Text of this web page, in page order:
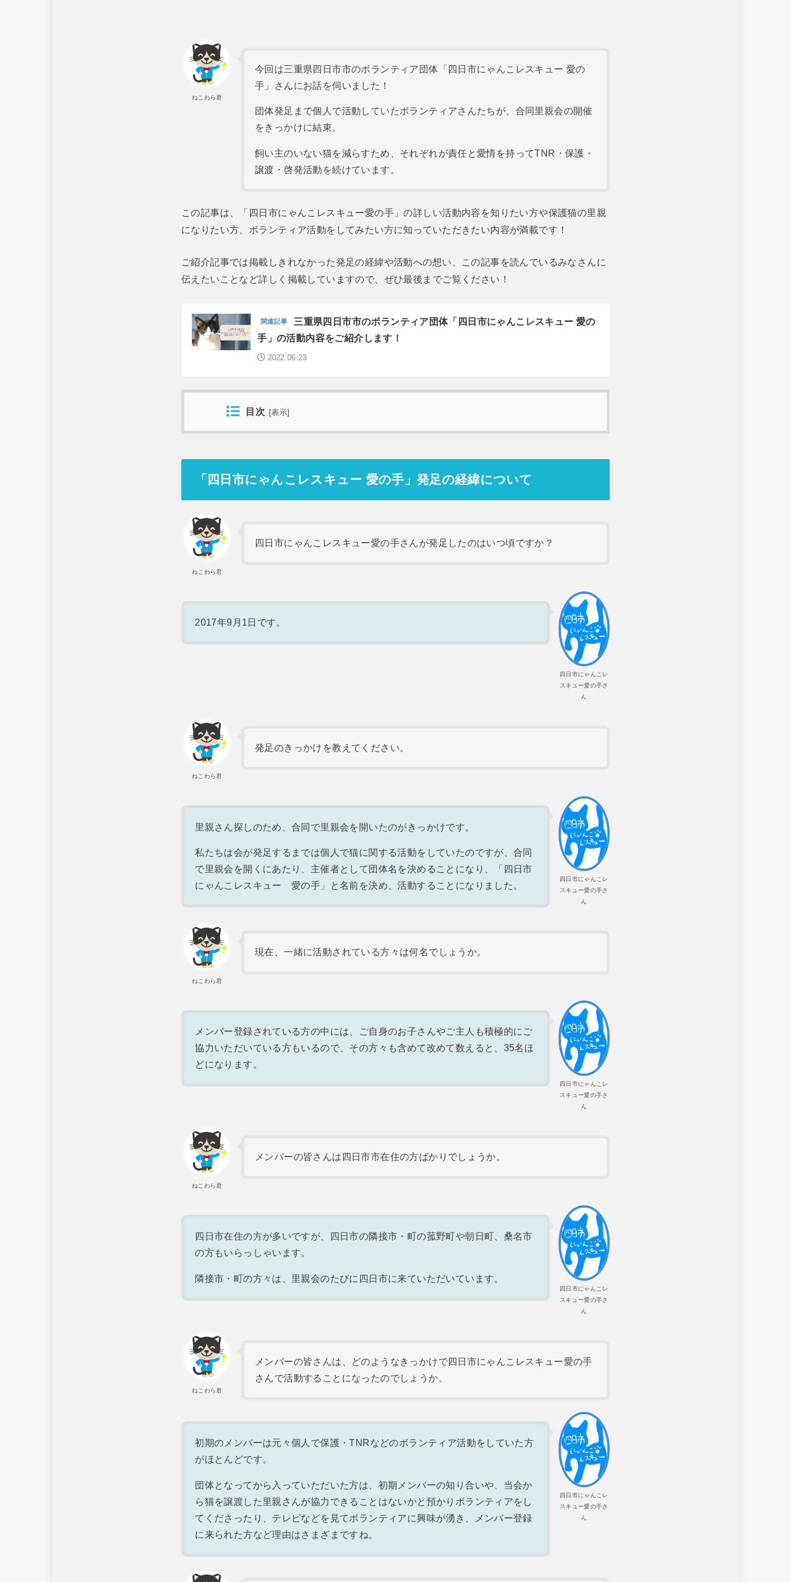
ねこわら君
今回は三重県四日市市のボランティア団体「四日市にゃんこレスキュー 愛の
手」さんにお話を伺いました！
団体発足まで個人で活動していたボランティアさんたちが、合同里親会の開催
をきっかけに結束。
飼い主のいない猫を減らすため、それぞれが責任と愛情を持ってTNR・保護・
譲渡・啓発活動を続けています。
この記事は、「四日市にゃんこレスキュー愛の手」の詳しい活動内容を知りたい方や保護猫の里親
になりたい方、ボランティア活動をしてみたい方に知っていただきたい内容が満載です！
ご紹介記事では掲載しきれなかった発足の経緯や活動への想い、この記事を読んでいるみなさんに
伝えたいことなど詳しく掲載していますので、ぜひ最後までご覧ください！
三重県四日市市のボランティア団体「四日市にゃんこレスキュー 愛の
手」の活動内容をご紹介します！
2022.06.23
目次 [表示
「四日市にゃんこレスキュー 愛の手」発足の経緯について
ねこわら君
四日市にゃんこレスキュー愛の手さんが発足したのはいつ頃ですか？
四日市にゃんこレ
スキュー愛の手さ
ん
2017年9月1日です。
ねこわら君
発足のきっかけを教えてください。
四日市にゃんこレ
スキュー愛の手さ
ん
里親さん探しのため、合同で里親会を開いたのがきっかけです。
私たちは会が発足するまでは個人で猫に関する活動をしていたのですが、合同
で里親会を開くにあたり、主催者として団体名を決めることになり、「四日市
にゃんこレスキュー 愛の手」と名前を決め、活動することになりました。
ねこわら君
現在、一緒に活動されている方々は何名でしょうか。
四日市にゃんこレ
スキュー愛の手さ
ん
メンバー登録されている方の中には、ご自身のお子さんやご主人も積極的にご
協力いただいている方もいるので、その方々も含めて改めて数えると、35名ほ
どになります。
ねこわら君
メンバーの皆さんは四日市市在住の方ばかりでしょうか。
四日市にゃんこレ
スキュー愛の手さ
ん
四日市在住の方が多いですが、四日市の隣接市・町の菰野町や朝日町、桑名市
の方もいらっしゃいます。
隣接市・町の方々は、里親会のたびに四日市に来ていただいています。
ねこわら君
メンバーの皆さんは、どのようなきっかけで四日市にゃんこレスキュー愛の手
さんで活動することになったのでしょうか。
四日市にゃんこレ
スキュー愛の手さ
ん
初期のメンバーは元々個人で保護・TNRなどのボランティア活動をしていた方
がほとんどです。
団体となってから入っていただいた方は、初期メンバーの知り合いや、当会か
ら猫を譲渡した里親さんが協力できることはないかと預かりボランティアをし
てくださったり、テレビなどを見てボランティアに興味が湧き、メンバー登録
に来られた方など理由はさまざまですね。